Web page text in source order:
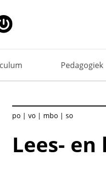
Pedagogiek
po vo mbo so
Lees-